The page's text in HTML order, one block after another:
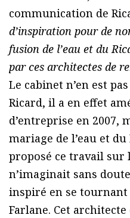
communication de
d’inspiration pour de
fusion de l’eau et du
par ces architectes de
Le cabinet n’en est
Ricard, il a en effet
d’entreprise en 2007,
mariage de l’eau et
proposé ce travail sur
n’imaginait sans
inspiré en se tournant
Farlane. Cet